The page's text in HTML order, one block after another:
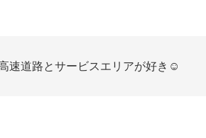
速道路とサービスエリアが好き☺️